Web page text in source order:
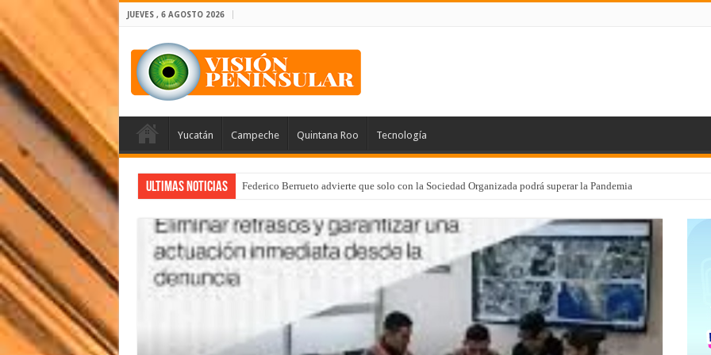
JUEVES , 6 AGOSTO 2026
Yucatán Campeche Quintana Roo Tecnología
Ultimas Noticias Federico Berrueto advierte que solo con la Sociedad Organizada podrá superar la Pandemia